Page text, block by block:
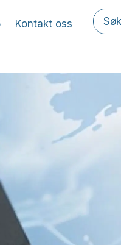
Kontakt oss Søk